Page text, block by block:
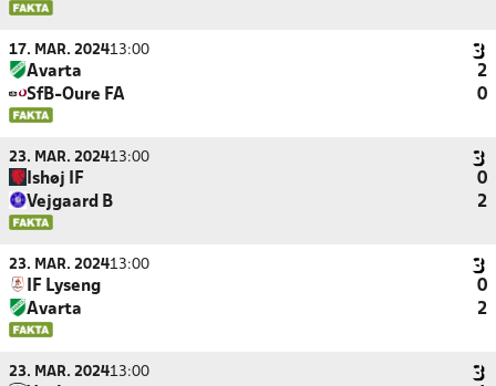
17. MAR. 202413:00
Avarta
2
SfB-Oure FA
0
23. MAR. 202413:00
Ishøj IF
0
Vejgaard B
2
23. MAR. 202413:00
IF Lyseng
0
Avarta
2
23. MAR. 202413:00